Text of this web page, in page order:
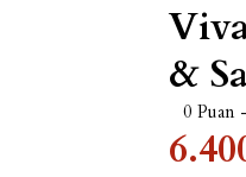
&
0 Puan